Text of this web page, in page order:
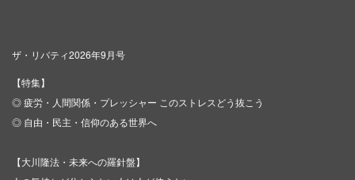
ザ・リバティ2026年9月号
【特集】
◎ 疲労・人間関係・プレッシャー このストレスどう抜こう
◎ 自由・民主・信仰のある世界へ
【大川隆法・未来への羅針盤】